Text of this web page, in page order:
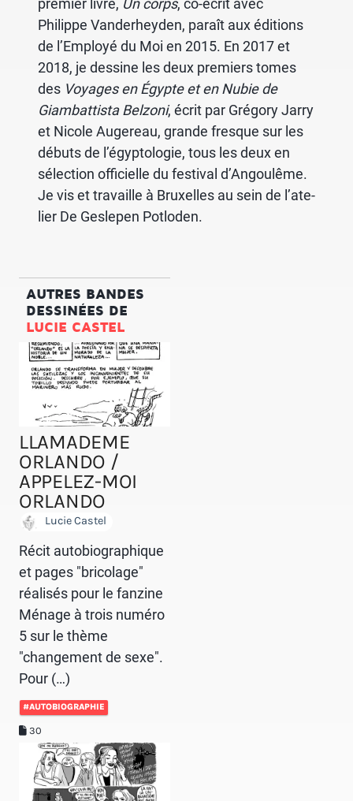
premier livre, Un corps, co-écrit avec
Philippe Vande­rhey­den, paraît aux éditions
de l’Em­ployé du Moi en 2015. En 2017 et
2018, je dessine les deux premiers tomes
des Voyages en Égypte et en Nubie de
Giam­bat­tista Belzoni, écrit par Grégory Jarry
et Nicole Auge­reau, grande fresque sur les
débuts de l’égyp­to­lo­gie, tous les deux en
sélec­tion offi­cielle du festi­val d’An­gou­lême.
Je vis et travaille à Bruxelles au sein de l’ate­
lier De Gesle­pen Potlo­den.
AUTRES BANDES
DESSINÉES DE
LUCIE CASTEL
LLAMADEME
ORLANDO /
APPELEZ-MOI
ORLANDO
Lucie Castel
Récit autobiographique
et pages "bricolage"
réalisés pour le fanzine
Ménage à trois numéro
5 sur le thème
"changement de sexe".
Pour (…)
#AUTOBIOGRAPHIE
30